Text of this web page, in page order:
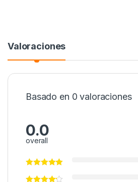
Valoraciones
Basado en 0 valoraciones
0.0
overall